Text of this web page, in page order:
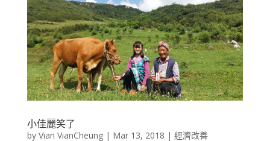
小佳麗笑了
by Vian VianCheung| Mar 13, 2018 | 經濟改善